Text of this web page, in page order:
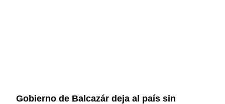
Gobierno de Balcazár deja al país sin